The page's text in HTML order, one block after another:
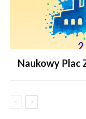
Naukowy Plac